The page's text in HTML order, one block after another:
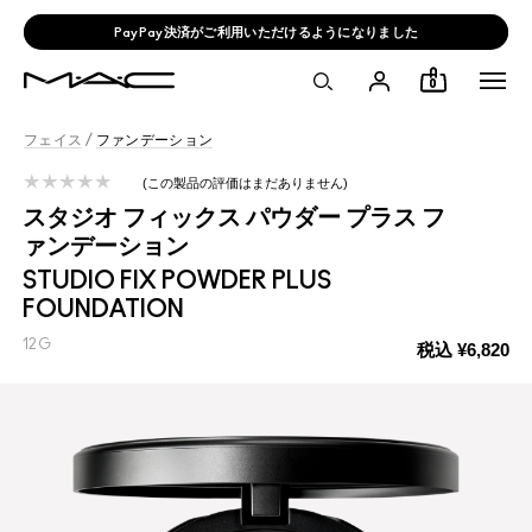
PayPay決済がご利用いただけるようになりました
0
フェイス / ファンデーション
スタジオ フィックス パウダー プラス フ
ァンデーション
STUDIO FIX POWDER PLUS
FOUNDATION
税込 ¥6,820
12G
この製品の評価はまだありません